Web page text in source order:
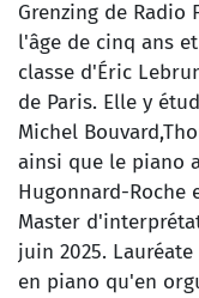
Grenzing de Radio
l'âge de cinq ans
classe d'Éric
de Paris. Elle y
Michel
ainsi que le piano
Hugonnard-Roche
Master
juin 2025.
en piano qu'en